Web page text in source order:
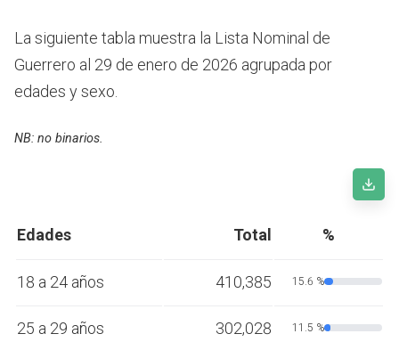
La siguiente tabla muestra la Lista Nominal de
Guerrero al 29 de enero de 2026 agrupada por
edades y sexo.
NB: no binarios.
Edades Total %
18 a 24 años 410,385 15.6 %
25 a 29 años 302,028 11.5 %